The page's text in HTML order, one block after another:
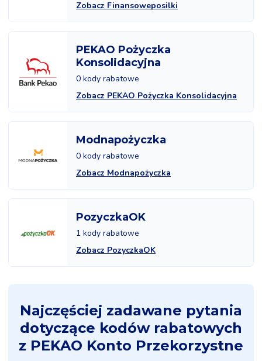
Zobacz Finansoweposilki
PEKAO Pożyczka
Konsolidacyjna
0 kody rabatowe
Zobacz PEKAO Pożyczka Konsolidacyjna
Modnapożyczka
0 kody rabatowe
Zobacz Modnapożyczka
PozyczkaOK
1 kody rabatowe
Zobacz PozyczkaOK
Najczęściej zadawane pytania
dotyczące kodów rabatowych
z PEKAO Konto Przekorzystne